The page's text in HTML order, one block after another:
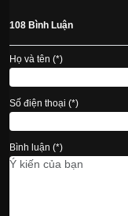
108 Bình Luận
Họ và tên (*)
Số điện thoại (*)
Bình luận (*)